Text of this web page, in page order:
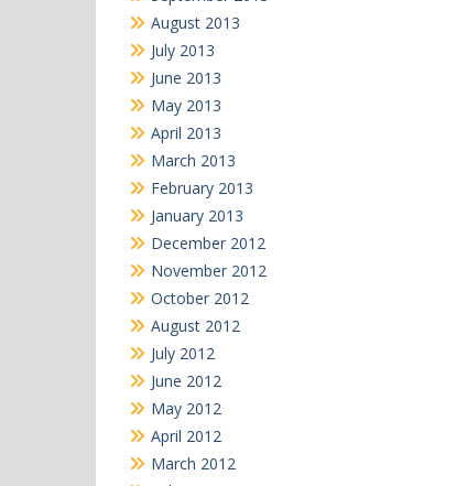
August 2013
July 2013
June 2013
May 2013
April 2013
March 2013
February 2013
January 2013
December 2012
November 2012
October 2012
August 2012
July 2012
June 2012
May 2012
April 2012
March 2012